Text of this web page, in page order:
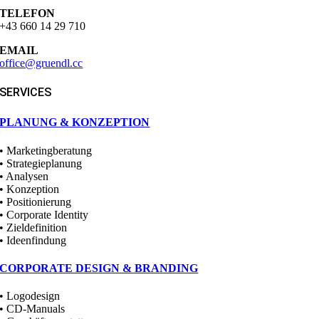
TELEFON
+43 660 14 29 710
EMAIL
office@gruendl.cc
SERVICES
PLANUNG & KONZEPTION
• Marketingberatung
• Strategieplanung
• Analysen
• Konzeption
• Positionierung
• Corporate Identity
• Zieldefinition
• Ideenfindung
CORPORATE DESIGN & BRANDING
• Logodesign
• CD-Manuals